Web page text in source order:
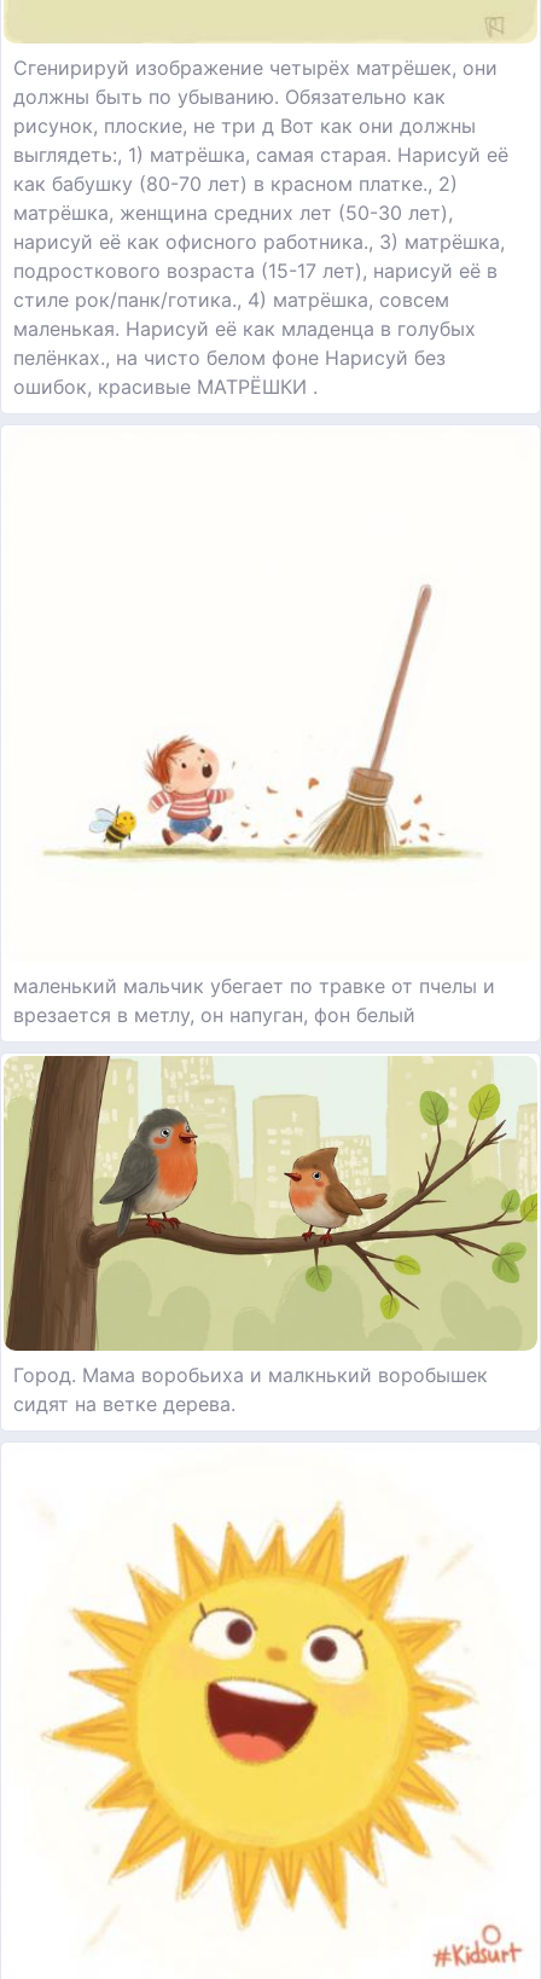
Сгенирируй изображение четырёх матрёшек, они
должны быть по убыванию. Обязательно как
рисунок, плоские, не три д Вот как они должны
выглядеть:, 1) матрёшка, самая старая. Нарисуй её
как бабушку (80-70 лет) в красном платке., 2)
матрёшка, женщина средних лет (50-30 лет),
нарисуй её как офисного работника., 3) матрёшка,
подросткового возраста (15-17 лет), нарисуй её в
стиле рок/панк/готика., 4) матрёшка, совсем
маленькая. Нарисуй её как младенца в голубых
пелёнках., на чисто белом фоне Нарисуй без
ошибок, красивые МАТРЁШКИ .
маленький мальчик убегает по травке от пчелы и
врезается в метлу, он напуган, фон белый
Город. Мама воробьиха и малкнький воробышек
сидят на ветке дерева.